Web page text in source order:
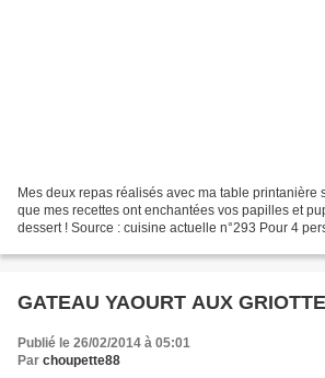
Mes deux repas réalisés avec ma table printanière
que mes recettes ont enchantées vos papilles et
dessert ! Source : cuisine actuelle n°293 Pour 4
GATEAU YAOURT AUX
Publié le 26/02/2014 à 05:01
Par choupette88